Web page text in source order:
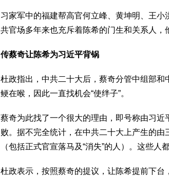
习家军中的福建帮高官何立峰、黄坤明、王
共官场多年来也充斥着陈希的门生和关系人，
传蔡奇让陈希为习近平背锅
杜政指出，中共二十大后，蔡奇分管中组部
鲠在喉，因此一直找机会“使绊子”。
蔡奇为此找了一个很大的理由，即号称由习
败。据不完全统计，在中共二十大上产生的
（包括正式官宣落马及“消失”的人）。这些人
杜政表示，按照蔡奇的提议，让陈希提前下